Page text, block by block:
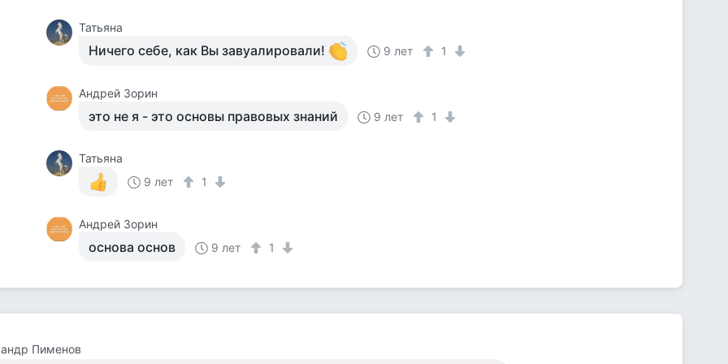
Татьяна
Ничего себе, как Вы завуалировали! 9 лет 1
Андрей Зорин
это не я - это основы правовых знаний 9 лет 1
Татьяна
9 лет
1
Андрей Зорин
основа основ 9 лет 1
Пименов